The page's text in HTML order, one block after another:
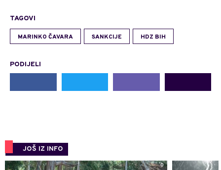
TAGOVI
MARINKO ČAVARA SANKCIJE HDZ BIH
PODIJELI
JOŠ IZ INFO
0